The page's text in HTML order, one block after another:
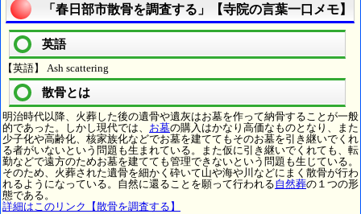
「春日部市散骨を調査する」【寺院の言葉一口メモ】
英語
【英語】 Ash scattering
散骨とは
明治時代以降、火葬した後の遺骨や遺灰はお墓を作って納骨することが一般
的であった。しかし現代では、 お墓の購入はかなり高価なものとなり、また
少子化や高齢化、核家族化などでお墓を建ててもそのお墓を引き継いでくれ
る者がいないという問題も生まれている。また仮に引き継いでくれても、転
勤などで遠方のためお墓を建てても管理できないという問題も生じている。
そのため、火葬された遺骨を細かく砕いて山や海や川などにまく散骨が行わ
れるようになっている。自然に還ることを願って行われる自然葬の１つの形
態である。
詳細はこのリンク【散骨を調査する】